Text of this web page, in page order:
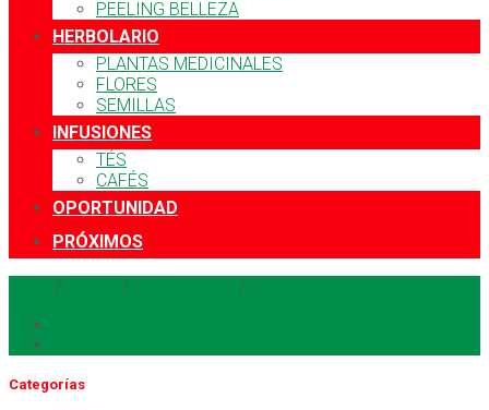
PEELING BELLEZA
HERBOLARIO
PLANTAS MEDICINALES
FLORES
SEMILLAS
INFUSIONES
TÉS
CAFÉS
OPORTUNIDAD
PRÓXIMOS
/ / /
Categorías